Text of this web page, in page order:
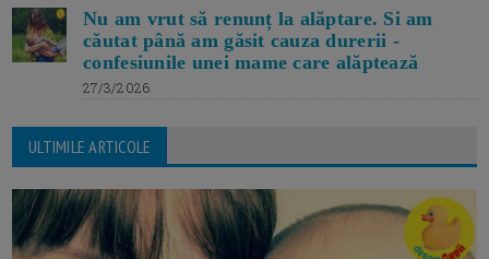
Nu am vrut să renunț la alăptare. Si am
căutat până am găsit cauza durerii -
confesiunile unei mame care alăptează
27/3/2026
ULTIMILE ARTICOLE